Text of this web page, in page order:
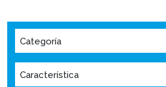
Categoría
Característica